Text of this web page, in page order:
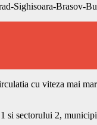
Sighisoara-Brasov-
cu viteza mai
sectorului 2,